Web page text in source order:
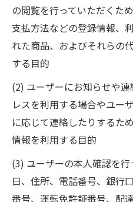
の閲覧を行っていただくた
支払方法などの登録情報、
れた商品、およびそれらの
する目的
(2) ユーザーにお知らせや
レスを利用する場合やユー
に応じて連絡したりするた
情報を利用する目的
(3) ユーザーの本人確認を
日、住所、電話番号、銀行
番号、運転免許証番号、配